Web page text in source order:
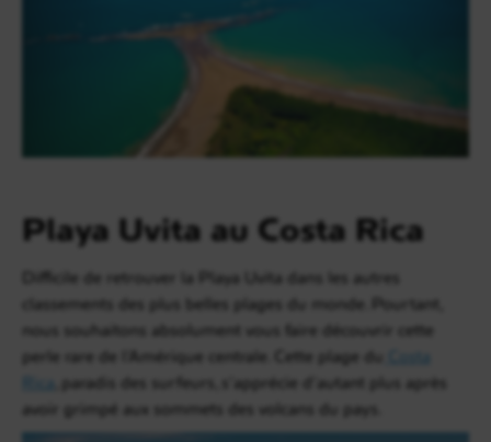
Playa Uvita au Costa Rica
Difficile de retrouver la Playa Uvita dans les autres
classements des plus belles plages du monde. Pourtant,
nous souhaitons absolument vous faire découvrir cette
perle rare de l’Amérique centrale. Cette plage du
Costa
Rica , paradis des surfeurs, s’apprécie d’autant plus après
avoir grimpé aux sommets des volcans du pays.